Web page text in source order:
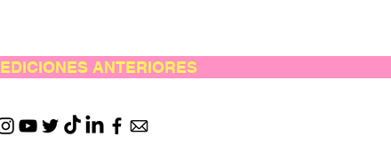
EDICIONES ANTERIORES